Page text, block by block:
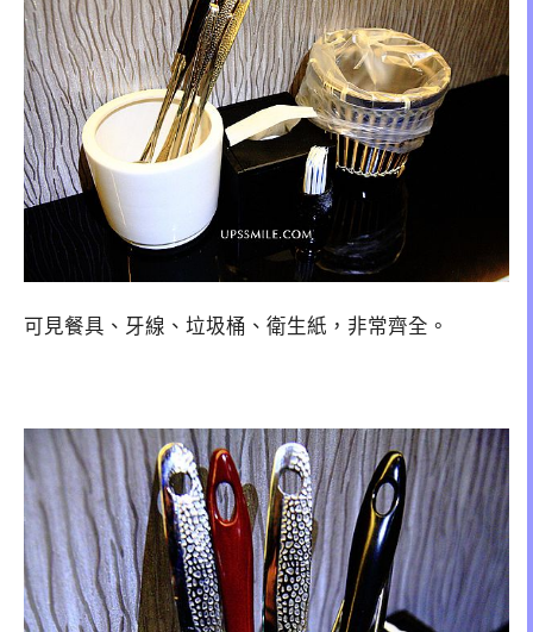
可見餐具、牙線、垃圾桶、衛生紙，非常齊全。